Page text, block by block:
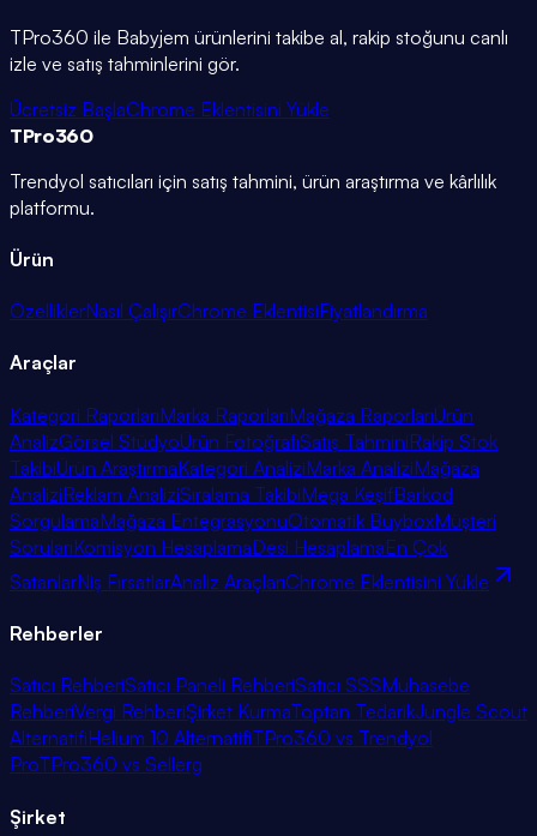
TPro360 ile Babyjem ürünlerini takibe al, rakip stoğunu canlı
izle ve satış tahminlerini gör.
Ücretsiz BaşlaChrome Eklentisini Yükle
TPro360
Trendyol satıcıları için satış tahmini, ürün araştırma ve kârlılık
platformu.
Ürün
ÖzelliklerNasıl ÇalışırChrome EklentisiFiyatlandırma
Araçlar
Kategori RaporlarıMarka RaporlarıMağaza RaporlarıÜrün
AnalizGörsel StüdyoÜrün FotoğrafıSatış TahminiRakip Stok
TakibiÜrün AraştırmaKategori AnaliziMarka AnaliziMağaza
AnaliziReklam AnaliziSıralama TakibiMega KeşifBarkod
SorgulamaMağaza EntegrasyonuOtomatik BuyboxMüşteri
SorularıKomisyon HesaplamaDesi HesaplamaEn Çok
SatanlarNiş FırsatlarAnaliz AraçlarıChrome Eklentisini Yükle
Rehberler
Satıcı RehberiSatıcı Paneli RehberiSatıcı SSSMuhasebe
RehberiVergi RehberiŞirket KurmaToptan TedarikJungle Scout
AlternatifiHelium 10 AlternatifiTPro360 vs Trendyol
ProTPro360 vs Sellerg
Şirket